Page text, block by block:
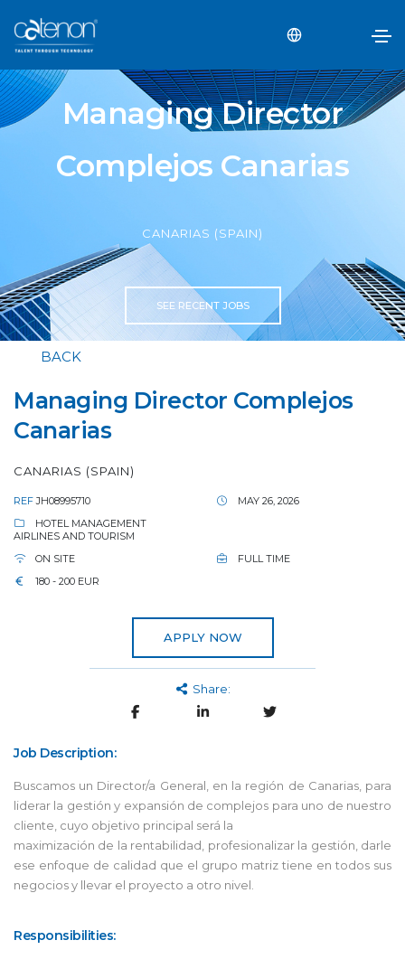
Managing Director
Complejos Canarias
CANARIAS (SPAIN)
SEE RECENT JOBS
BACK
Managing Director Complejos
Canarias
CANARIAS (SPAIN)
REF JH08995710
MAY 26, 2026
HOTEL MANAGEMENT
AIRLINES AND TOURISM
ON SITE
FULL TIME
180 - 200 EUR
APPLY NOW
Share:
Job Description:
Buscamos un Director/a General, en la región de Canarias, para
liderar la gestión y expansión de complejos para uno de nuestro
cliente, cuyo objetivo principal será la
maximización de la rentabilidad, profesionalizar la gestión, darle
ese enfoque de calidad que el grupo matriz tiene en todos sus
negocios y llevar el proyecto a otro nivel.
Responsibilities: